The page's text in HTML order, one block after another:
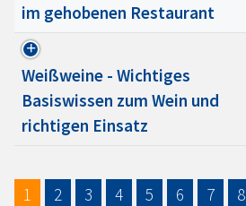
im gehobenen Restaurant
Weißweine - Wichtiges
Basiswissen zum Wein und
richtigen Einsatz
1 2 3 4 5 6 7 8